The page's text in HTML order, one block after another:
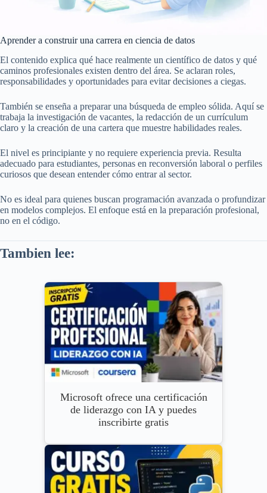
Aprender a construir una carrera en ciencia de datos
El contenido explica qué hace realmente un científico de datos y qué
caminos profesionales existen dentro del área. Se aclaran roles,
responsabilidades y oportunidades para evitar decisiones a ciegas.
También se enseña a preparar una búsqueda de empleo sólida. Aquí se
trabaja la investigación de vacantes, la redacción de un currículum
claro y la creación de una cartera que muestre habilidades reales.
El nivel es principiante y no requiere experiencia previa. Resulta
adecuado para estudiantes, personas en reconversión laboral o perfiles
curiosos que desean entender cómo entrar al sector.
No es ideal para quienes buscan programación avanzada o profundizar
en modelos complejos. El enfoque está en la preparación profesional,
no en el código.
Tambien lee:
Microsoft ofrece una certificación
de liderazgo con IA y puedes
inscribirte gratis